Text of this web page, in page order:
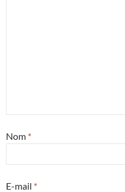
Nom *
E-mail *